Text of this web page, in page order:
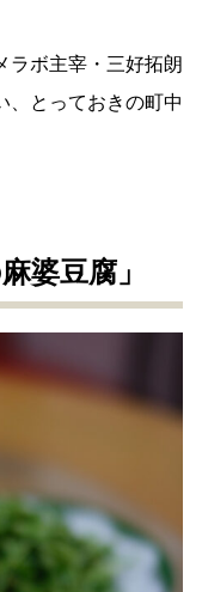
ラボ主宰・三好拓朗
、とっておきの町中
婆豆腐」